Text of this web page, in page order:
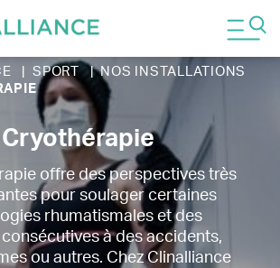
SPORT | NOS INSTALLATIONS
Cryothérapie
offre des perspectives très
pour soulager certaines
rhumatismales et des
à des accidents,
ou autres. Chez Clinalliance